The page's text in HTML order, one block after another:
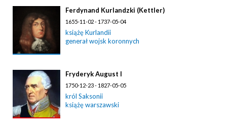
Ferdynand Kurlandzki (Kettler)
1655-11-02 - 1737-05-04
książę Kurlandii
generał wojsk koronnych
Fryderyk August I
1750-12-23 - 1827-05-05
król Saksonii
książę warszawski